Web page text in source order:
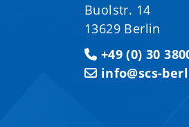
Buolstr. 14
13629 Berlin
+49 (0) 30
info@scs-